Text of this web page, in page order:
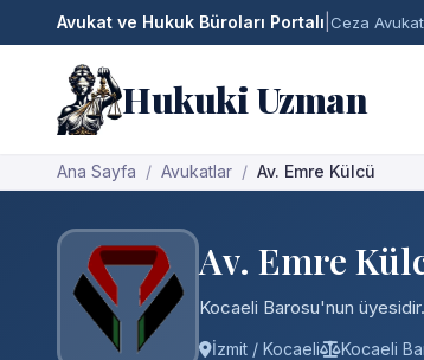
Avukat ve Hukuk Büroları Portalı Ceza
Hukuki Uzman
Ana Sayfa Avukatlar Av. Emre Külcü
Av. Emre
Kocaeli Barosu'nun
İzmit / Kocaeli Kocaeli